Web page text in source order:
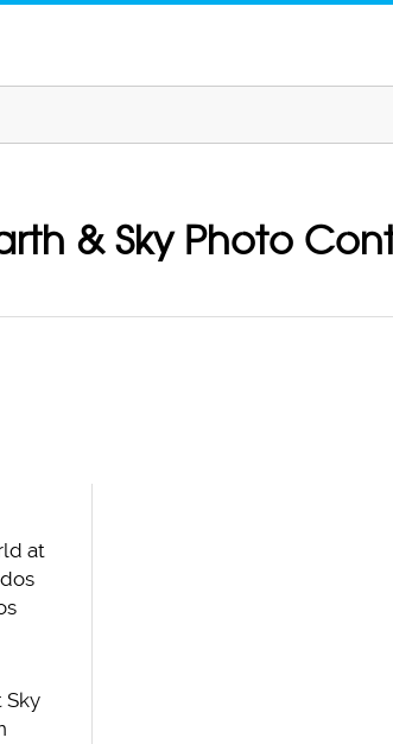
& Sky Photo
at
Sky